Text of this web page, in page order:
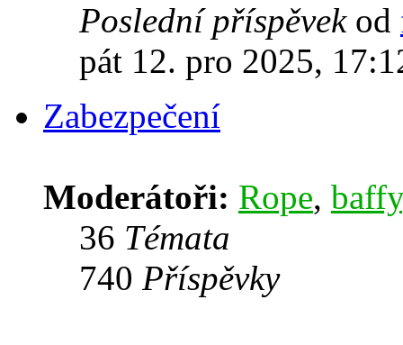
Poslední příspěvekod
pát 12. pro 2025,
Zabezpečení
Moderátoři: Rope, baffy
36 Témata
740 Příspěvky